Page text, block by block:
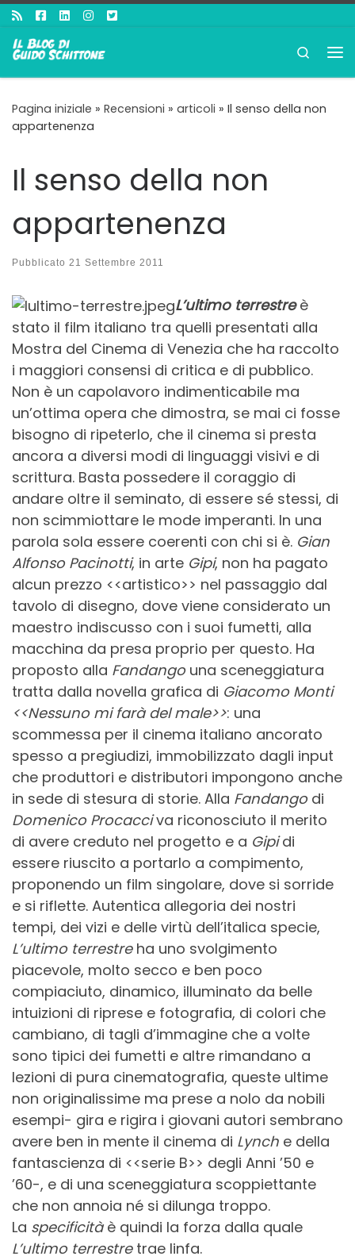
Passa al contenuto
Search
Pagina iniziale » Recensioni » articoli » Il senso della non
appartenenza
Il senso della non
appartenenza
Pubblicato 21 Settembre 2011
L’ultimo terrestreè
stato il film italiano tra quelli presentati alla
Mostra del Cinema di Venezia che ha raccolto
i maggiori consensi di critica e di pubblico.
Non è un capolavoro indimenticabile ma
un’ottima opera che dimostra, se mai ci fosse
bisogno di ripeterlo, che il cinema si presta
ancora a diversi modi di linguaggi visivi e di
scrittura. Basta possedere il coraggio di
andare oltre il seminato, di essere sé stessi, di
non scimmiottare le mode imperanti. In una
parola sola essere coerenti con chi si è. Gian
Alfonso Pacinotti, in arte Gipi, non ha pagato
alcun prezzo <<artistico>> nel passaggio dal
tavolo di disegno, dove viene considerato un
maestro indiscusso con i suoi fumetti, alla
macchina da presa proprio per questo. Ha
proposto alla Fandangouna sceneggiatura
tratta dalla novella grafica di Giacomo Monti
<<Nessuno mi farà del male>>: una
scommessa per il cinema italiano ancorato
spesso a pregiudizi, immobilizzato dagli input
che produttori e distributori impongono anche
in sede di stesura di storie. Alla Fandangodi
Domenico Procacciva riconosciuto il merito
di avere creduto nel progetto e a Gipidi
essere riuscito a portarlo a compimento,
proponendo un film singolare, dove si sorride
e si riflette. Autentica allegoria dei nostri
tempi, dei vizi e delle virtù dell’italica specie,
L’ultimo terrestreha uno svolgimento
piacevole, molto secco e ben poco
compiaciuto, dinamico, illuminato da belle
intuizioni di riprese e fotografia, di colori che
cambiano, di tagli d’immagine che a volte
sono tipici dei fumetti e altre rimandano a
lezioni di pura cinematografia, queste ultime
non originalissime ma prese a nolo da nobili
esempi- gira e rigira i giovani autori sembrano
avere ben in mente il cinema di Lynch e della
fantascienza di <<serie B>> degli Anni ’50 e
’60-, e di una sceneggiatura scoppiettante
che non annoia né si dilunga troppo.
La specificità è quindi la forza dalla quale
L’ultimo terrestretrae linfa.